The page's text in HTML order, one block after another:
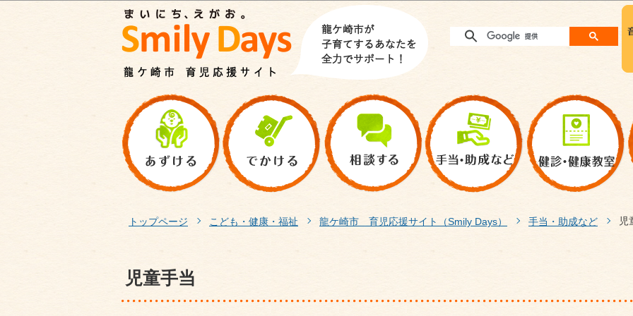
このページの本文へ移動
トップページ こども・健康・福祉 龍ケ崎市 育児応援サイト（Smily Days） 手当・助成など 児
児童手当